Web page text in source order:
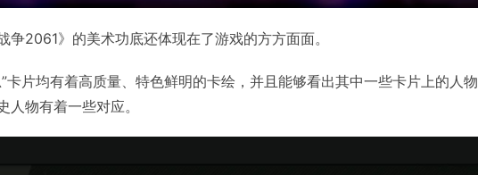
争2061》的美术功底还体现在了游戏的方方面面。
卡片均有着高质量、特色鲜明的卡绘，并且能够看出其中一些卡片上的人物
人物有着一些对应。